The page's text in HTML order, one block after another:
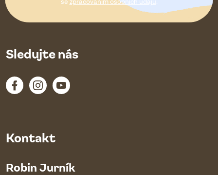
se zpracováním osobních údajů.
Kontakt
Robin Jurník
Sledujte nás